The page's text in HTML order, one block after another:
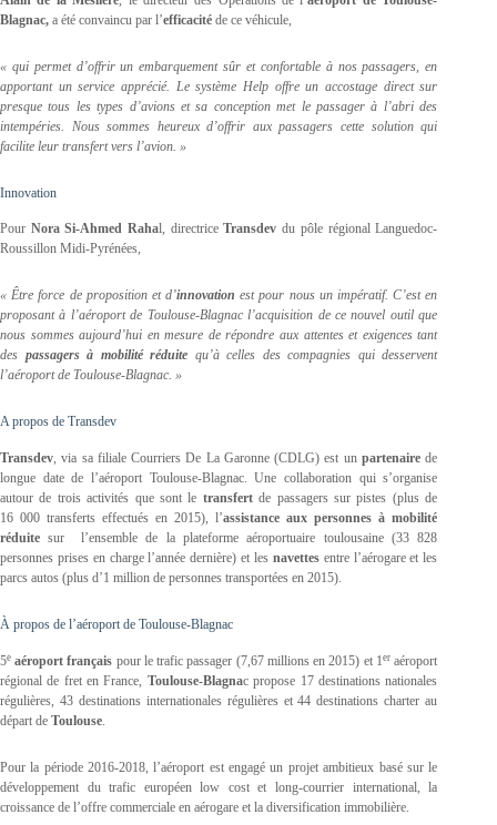
Blagnac, a été convaincu par l’efficacité de ce véhicule,
« qui permet d’offrir un embarquement sûr et confortable à nos passagers, en
apportant un service apprécié. Le système Help offre un accostage direct sur
presque tous les types d’avions et sa conception met le passager à l’abri des
intempéries. Nous sommes heureux d’offrir aux passagers cette solution qui
facilite leur transfert vers l’avion. »
Innovation
Pour Nora Si-Ahmed Rahal, directriceTransdev du pôle régional Languedoc-
Roussillon Midi-Pyrénées,
« Être force de proposition et d’innovation est pour nous un impératif. C’est en
proposant à l’aéroport de Toulouse-Blagnac l’acquisition de ce nouvel outil que
nous sommes aujourd’hui en mesure de répondre aux attentes et exigences tant
des passagers à mobilité réduite qu’à celles des compagnies qui desservent
l’aéroport de Toulouse-Blagnac. »
A propos de Transdev
Transdev, via sa filiale Courriers De La Garonne (CDLG) est un partenairede
longue date de l’aéroport Toulouse-Blagnac. Une collaboration qui s’organise
autour de trois activités que sont le transfertde passagers sur pistes (plus de
16 000 transferts effectués en 2015), l’assistance aux personnes à mobilité
réduite sur l’ensemble de la plateforme aéroportuaire toulousaine (33 828
personnes prises en charge l’année dernière) et les navettesentre l’aérogare et les
parcs autos (plus d’1 million de personnes transportées en 2015).
À propos de l’aéroport de Toulouse-Blagnac
5e aéroport français pour le trafic passager (7,67 millions en 2015) et 1er aéroport
régional de fret en France, Toulouse-Blagnac propose 17 destinations nationales
régulières, 43 destinations internationales régulières et 44 destinations charter au
départ de Toulouse.
Pour la période 2016-2018, l’aéroport est engagé un projet ambitieux basé sur le
développement du trafic européen low cost et long-courrier international, la
croissance de l’offre commerciale en aérogare et la diversification immobilière.